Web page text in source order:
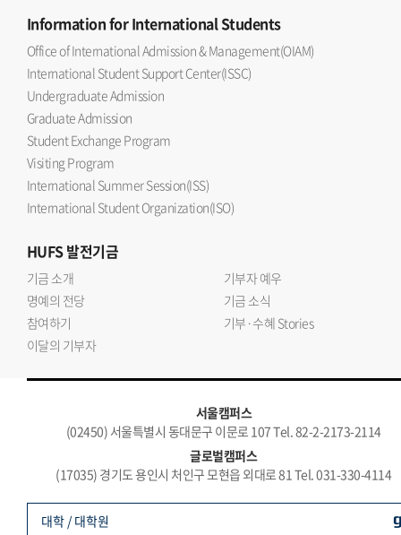
연구 경쟁력을 높이는 계기가 되길 기대한다 고 말했다.연구
결과는 응집물질물리학 분야 JCR 상위 10% 이내
국제저명학술지인 『Small』(Impact factor 11.8)에 2026년
7월 10일에 온라인 게재됐다. 논문 제목은 Hierarchically
Porous SNP@MXene Hybrid Architectures for Ultra-
Responsive Moisture Sensing and Wireless Smart-
Wearable Hydration Diagnostics 이다.
Informationfor International Students
Office of International Admission & Management(OIAM)
International Student Support Center(ISSC)
Undergraduate Admission
Graduate Admission
Student Exchange Program
Visiting Program
International Summer Session(ISS)
International Student Organization(ISO)
HUFS발전기금
기금 소개
기부자 예우
명예의 전당
기금 소식
참여하기
기부·수혜 Stories
이달의 기부자
서울캠퍼스
(02450) 서울특별시 동대문구 이문로 107 Tel. 82-2-2173-2114
글로벌캠퍼스
(17035) 경기도 용인시 처인구 모현읍 외대로 81 Tel. 031-330-4114
대학 / 대학원